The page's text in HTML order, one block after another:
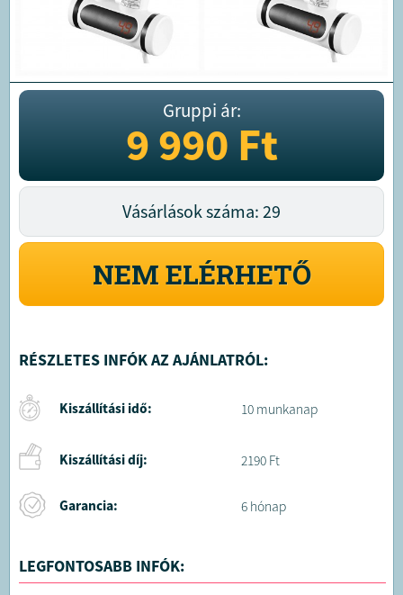
Gruppi ár:
9 990Ft
Vásárlások száma: 29
NEM ELÉRHETŐ
RÉSZLETES INFÓK AZ AJÁNLATRÓL:
Kiszállítási idő: 10 munkanap
Kiszállítási díj: 2190 Ft
Garancia: 6 hónap
LEGFONTOSABB INFÓK: